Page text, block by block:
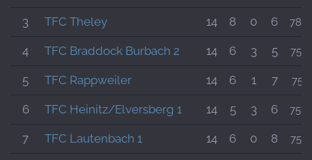
3 TFC Theley 14 8 0 6
4 TFC Braddock Burbach 2 14 6 3 5
5 TFC Rappweiler 14 6 1 7
6 TFC Heinitz/Elversberg 1 14 5 3 6
7 TFC Lautenbach 1 14 6 0 8